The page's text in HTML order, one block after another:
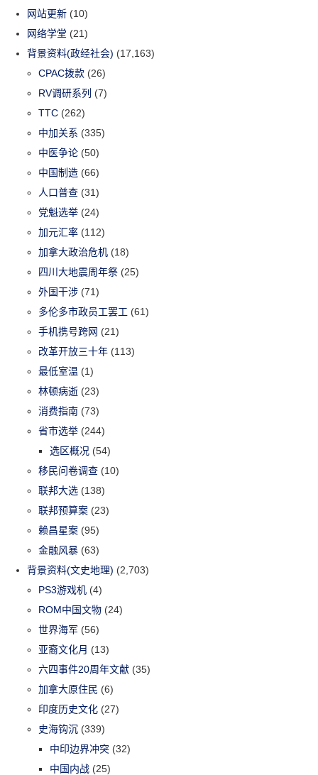
网站更新 (10)
网络学堂 (21)
背景资料(政经社会) (17,163)
CPAC拨款 (26)
RV调研系列 (7)
TTC (262)
中加关系 (335)
中医争论 (50)
中国制造 (66)
人口普查 (31)
党魁选举 (24)
加元汇率 (112)
加拿大政治危机 (18)
四川大地震周年祭 (25)
外国干涉 (71)
多伦多市政员工罢工 (61)
手机携号跨网 (21)
改革开放三十年 (113)
最低室温 (1)
林顿病逝 (23)
消费指南 (73)
省市选举 (244)
选区概况 (54)
移民问卷调查 (10)
联邦大选 (138)
联邦预算案 (23)
赖昌星案 (95)
金融风暴 (63)
背景资料(文史地理) (2,703)
PS3游戏机 (4)
ROM中国文物 (24)
世界海军 (56)
亚裔文化月 (13)
六四事件20周年文献 (35)
加拿大原住民 (6)
印度历史文化 (27)
史海钩沉 (339)
中印边界冲突 (32)
中国内战 (25)